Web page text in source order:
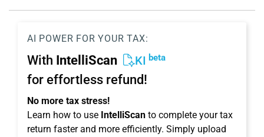
AI POWER FOR YOUR TAX:
With IntelliScan KI beta
for effortless refund!
No more tax stress!
Learn how to use IntelliScan to complete your tax
return faster and more efficiently. Simply upload